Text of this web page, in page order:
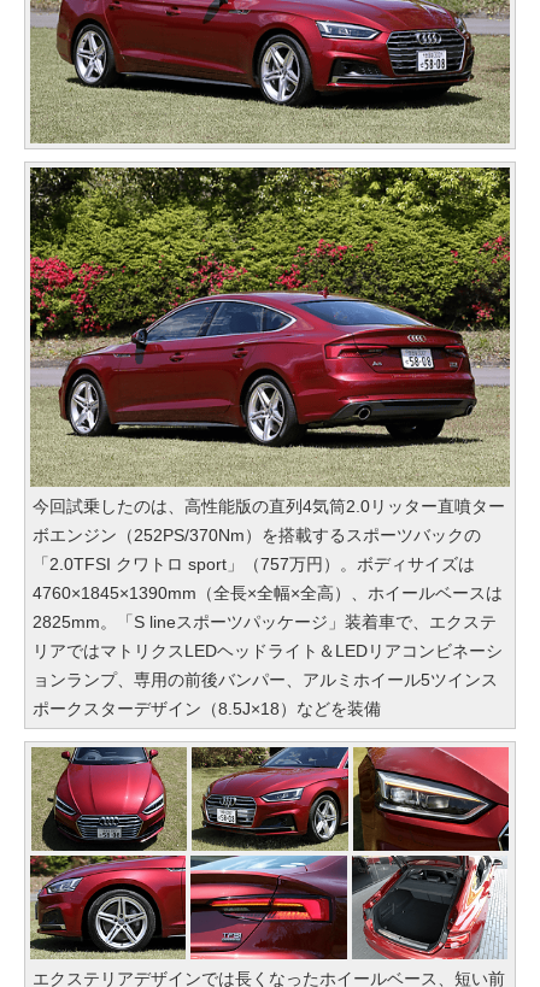
今回試乗したのは、高性能版の直列4気筒2.0リッター直噴ター
ボエンジン（252PS/370Nm）を搭載するスポーツバックの
「2.0TFSI クワトロ sport」（757万円）。ボディサイズは
4760×1845×1390mm（全長×全幅×全高）、ホイールベースは
2825mm。「S lineスポーツパッケージ」装着車で、エクステ
リアではマトリクスLEDヘッドライト＆LEDリアコンビネーシ
ョンランプ、専用の前後バンパー、アルミホイール5ツインス
ポークスターデザイン（8.5J×18）などを装備
エクステリアデザインでは長くなったホイールベース、短い前